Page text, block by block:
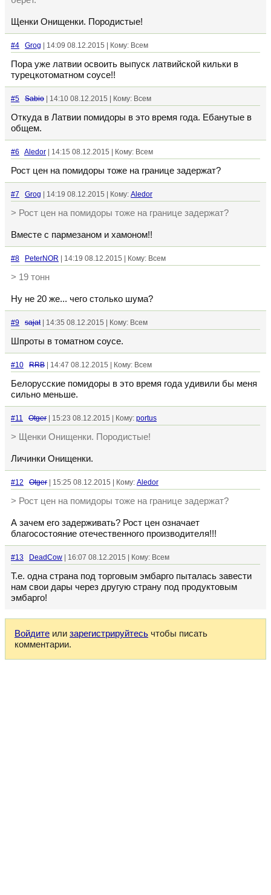
Щенки Онищенки. Породистые!
#4 Grog | 14:09 08.12.2015 | Кому: Всем
Пора уже латвии освоить выпуск латвийской кильки в
турецкотоматном соусе!!
#5 Sabio | 14:10 08.12.2015 | Кому: Всем
Откуда в Латвии помидоры в это время года. Ебанутые в
общем.
#6 Aledor | 14:15 08.12.2015 | Кому: Всем
Рост цен на помидоры тоже на границе задержат?
#7 Grog | 14:19 08.12.2015 | Кому: Aledor
> Рост цен на помидоры тоже на границе задержат?
Вместе с пармезаном и хамоном!!
#8 PeterNOR | 14:19 08.12.2015 | Кому: Всем
> 19 тонн
Ну не 20 же... чего столько шума?
#9 sajat| 14:35 08.12.2015 | Кому: Всем
Шпроты в томатном соусе.
#10 RRB | 14:47 08.12.2015 | Кому: Всем
Белорусские помидоры в это время года удивили бы меня
сильно меньше.
#11 Otger | 15:23 08.12.2015 | Кому: portus
> Щенки Онищенки. Породистые!
Личинки Онищенки.
#12 Otger | 15:25 08.12.2015 | Кому: Aledor
> Рост цен на помидоры тоже на границе задержат?
А зачем его задерживать? Рост цен означает
благосостояние отечественного производителя!!!
#13 DeadCow | 16:07 08.12.2015 | Кому: Всем
Т.е. одна страна под торговым эмбарго пыталась завести
нам свои дары через другую страну под продуктовым
эмбарго!
Войдите или зарегистрируйтесь чтобы писать
комментарии.